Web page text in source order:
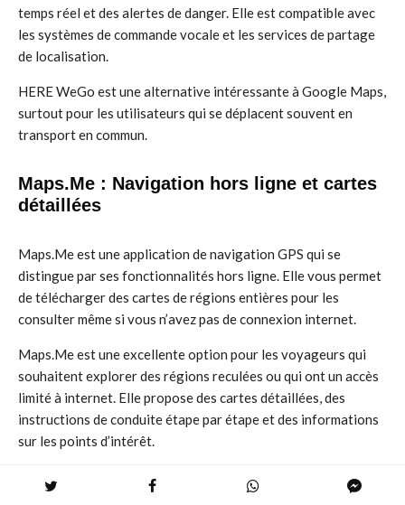
temps réel et des alertes de danger. Elle est compatible avec
les systèmes de commande vocale et les services de partage
de localisation.
HERE WeGo est une alternative intéressante à Google Maps,
surtout pour les utilisateurs qui se déplacent souvent en
transport en commun.
Maps.Me : Navigation hors ligne et cartes
détaillées
Maps.Me est une application de navigation GPS qui se
distingue par ses fonctionnalités hors ligne. Elle vous permet
de télécharger des cartes de régions entières pour les
consulter même si vous n’avez pas de connexion internet.
Maps.Me est une excellente option pour les voyageurs qui
souhaitent explorer des régions reculées ou qui ont un accès
limité à internet. Elle propose des cartes détaillées, des
instructions de conduite étape par étape et des informations
sur les points d’intérêt.
L’application est basée sur les données open source
d’OpenStreetMap, ce qui garantit une précision et une mise à